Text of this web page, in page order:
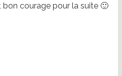
bon courage pour la suite 🙂